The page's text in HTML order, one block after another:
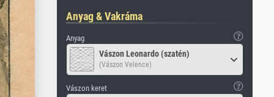
Anyag & Vakráma
Anyag
Vászon Leonardo (szatén)
(Vászon Velence)
Vászon keret